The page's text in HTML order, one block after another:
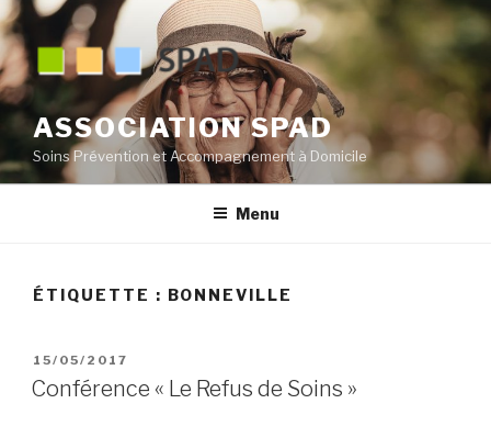
Aller
au
contenu
principal
ASSOCIATION SPAD
Soins Prévention et Accompagnement à Domicile
Menu
ÉTIQUETTE : BONNEVILLE
PUBLIÉ
LE
15/05/2017
Conférence « Le Refus de Soins »